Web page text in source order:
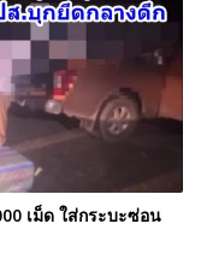
เม็ด ใส่กระบะซ่อน